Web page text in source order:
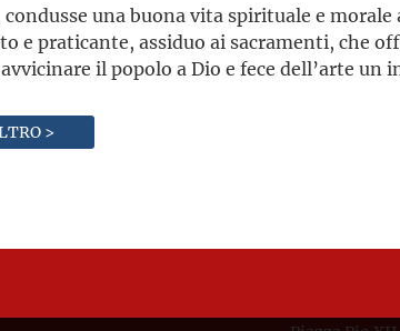
una buona vita spirituale e
e praticante, assiduo ai sacramenti, che
il popolo a Dio e fece dell’arte un
>